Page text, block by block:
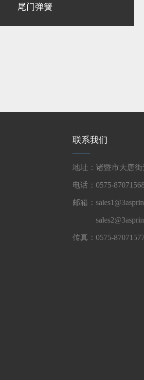
尾门弹簧
联系我们
地址：诸暨市大唐
电话：0575-
邮箱：
传真：0575-